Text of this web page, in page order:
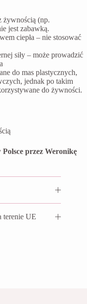
żywnością (np.
jest zabawką.
ciepła – nie stosować
siły – może prowadzić
do mas plastycznych,
jednak po takim
do żywności.
przez Weronikę
terenie UE